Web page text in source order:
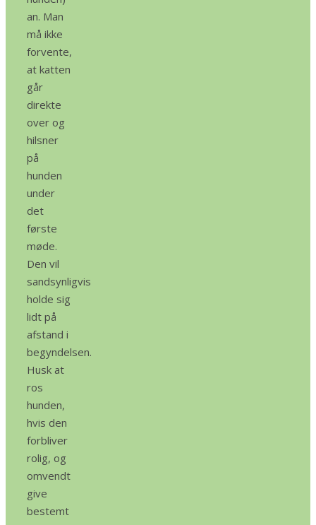
an. Man
må ikke
forvente,
at katten
går
direkte
over og
hilsner
på
hunden
under
det
første
møde.
Den vil
sandsynligvis
holde sig
lidt på
afstand i
begyndelsen.
Husk at
ros
hunden,
hvis den
forbliver
rolig, og
omvendt
give
bestemt